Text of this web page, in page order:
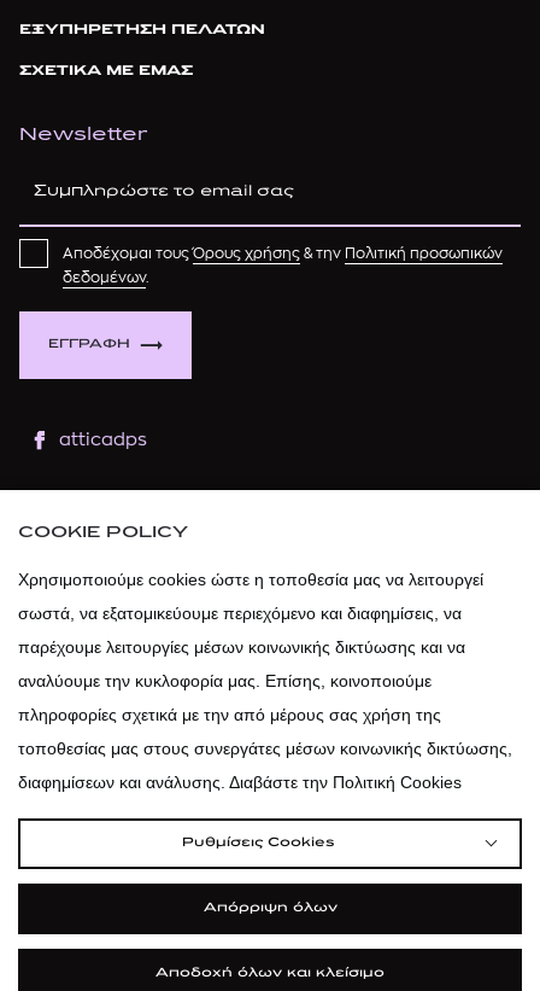
ΕΞΥΠΗΡΕΤΗΣΗ ΠΕΛΑΤΩΝ
ΣΧΕΤΙΚΑ ΜΕ ΕΜΑΣ
Newsletter
ΕΓΓΡΑΦΗ
Αποδέχομαι τουςΌρους χρήσης & την Πολιτική προσωπικών
δεδομένων.
atticadps
atticadps
| Πολιτική Cookies | Κώδικας Δεοντολογίας
COOKIE POLICY
Χρησιμοποιούμε cookies ώστε η τοποθεσία μας να λειτουργεί
σωστά, να εξατομικεύουμε περιεχόμενο και διαφημίσεις, να
παρέχουμε λειτουργίες μέσων κοινωνικής δικτύωσης και να
αναλύουμε την κυκλοφορία μας. Επίσης, κοινοποιούμε
πληροφορίες σχετικά με την από μέρους σας χρήση της
τοποθεσίας μας στους συνεργάτες μέσων κοινωνικής δικτύωσης,
διαφημίσεων και ανάλυσης. Διαβάστε την Πολιτική Cookies
Ρυθμίσεις Cookies
Απόρριψη όλων
Αποδοχή όλων και κλείσιμο